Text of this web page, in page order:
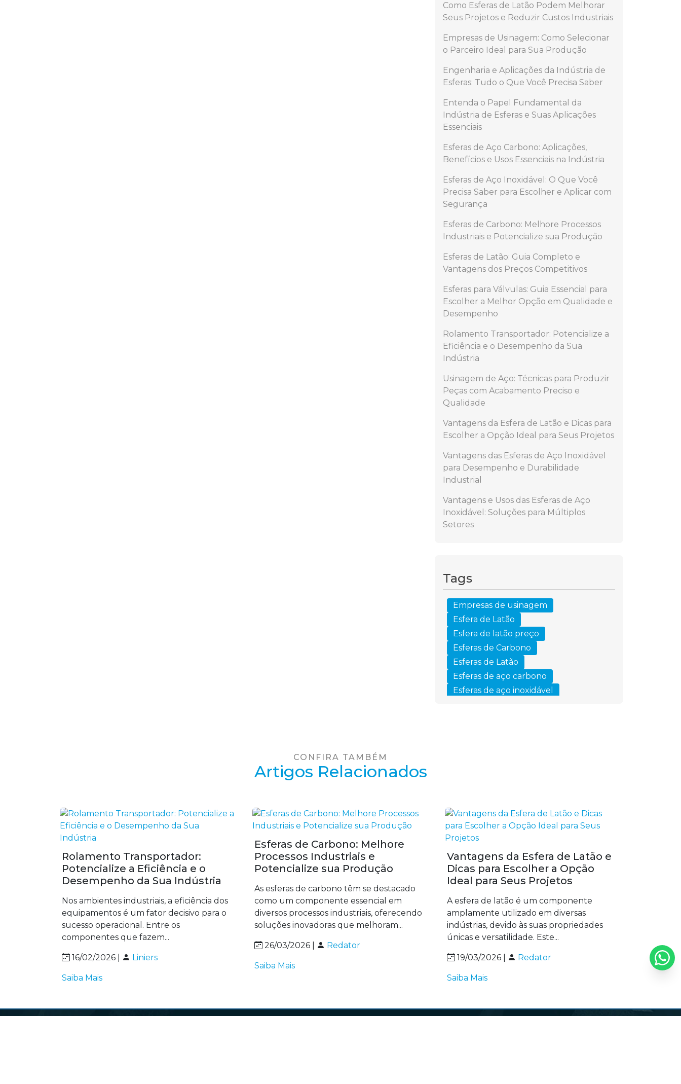
Como Esferas de Latão Podem Melhorar
Seus Projetos e Reduzir Custos Industriais
Empresas de Usinagem: Como Selecionar
o Parceiro Ideal para Sua Produção
Engenharia e Aplicações da Indústria de
Esferas: Tudo o Que Você Precisa Saber
Entenda o Papel Fundamental da
Indústria de Esferas e Suas Aplicações
Essenciais
Esferas de Aço Carbono: Aplicações,
Benefícios e Usos Essenciais na Indústria
Esferas de Aço Inoxidável: O Que Você
Precisa Saber para Escolher e Aplicar com
Segurança
Esferas de Carbono: Melhore Processos
Industriais e Potencialize sua Produção
Esferas de Latão: Guia Completo e
Vantagens dos Preços Competitivos
Esferas para Válvulas: Guia Essencial para
Escolher a Melhor Opção em Qualidade e
Desempenho
Rolamento Transportador: Potencialize a
Eficiência e o Desempenho da Sua
Indústria
Usinagem de Aço: Técnicas para Produzir
Peças com Acabamento Preciso e
Qualidade
Vantagens da Esfera de Latão e Dicas para
Escolher a Opção Ideal para Seus Projetos
Vantagens das Esferas de Aço Inoxidável
para Desempenho e Durabilidade
Industrial
Vantagens e Usos das Esferas de Aço
Inoxidável: Soluções para Múltiplos
Setores
Tags
Empresas de usinagem
Esfera de Latão
Esfera de latão preço
Esferas de Carbono
Esferas de Latão
Esferas de aço carbono
Esferas de aço inoxidável
CONFIRA TAMBÉM
Artigos Relacionados
Rolamento Transportador:
Potencialize a Eficiência e o
Desempenho da Sua Indústria
Nos ambientes industriais, a eficiência dos
equipamentos é um fator decisivo para o
sucesso operacional. Entre os
componentes que fazem...
16/02/2026 | Liniers
Saiba Mais
Esferas de Carbono: Melhore
Processos Industriais e
Potencialize sua Produção
As esferas de carbono têm se destacado
como um componente essencial em
diversos processos industriais, oferecendo
soluções inovadoras que melhoram...
26/03/2026 | Redator
Saiba Mais
Vantagens da Esfera de Latão e
Dicas para Escolher a Opção
Ideal para Seus Projetos
A esfera de latão é um componente
amplamente utilizado em diversas
indústrias, devido às suas propriedades
únicas e versatilidade. Este...
19/03/2026 | Redator
Saiba Mais